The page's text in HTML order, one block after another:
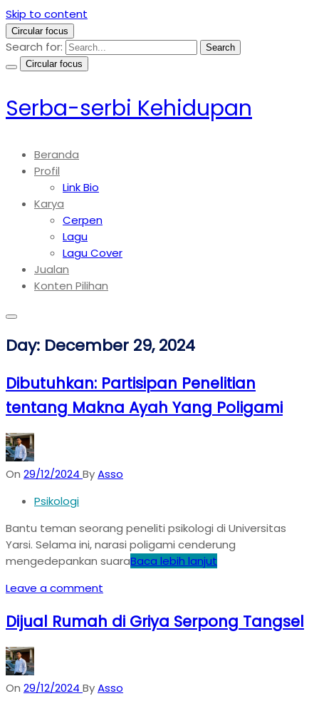
Skip to content
Circular focus
Search for:
Search
Circular focus
Serba-serbi Kehidupan
Beranda
Profil
Link Bio
Karya
Cerpen
Lagu
Lagu Cover
Jualan
Konten Pilihan
Day: December 29, 2024
Dibutuhkan: Partisipan Penelitian
tentang Makna Ayah Yang Poligami
On 29/12/2024 ByAsso
Psikologi
Bantu teman seorang peneliti psikologi di Universitas
Yarsi. Selama ini, narasi poligami cenderung
mengedepankan suaraBaca lebih lanjut
Leave a comment
Dijual Rumah di Griya Serpong Tangsel
On 29/12/2024 ByAsso